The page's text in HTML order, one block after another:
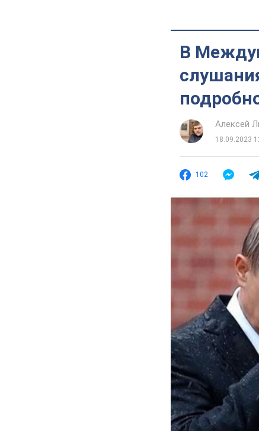
В
Алексей
18.09.2023
102